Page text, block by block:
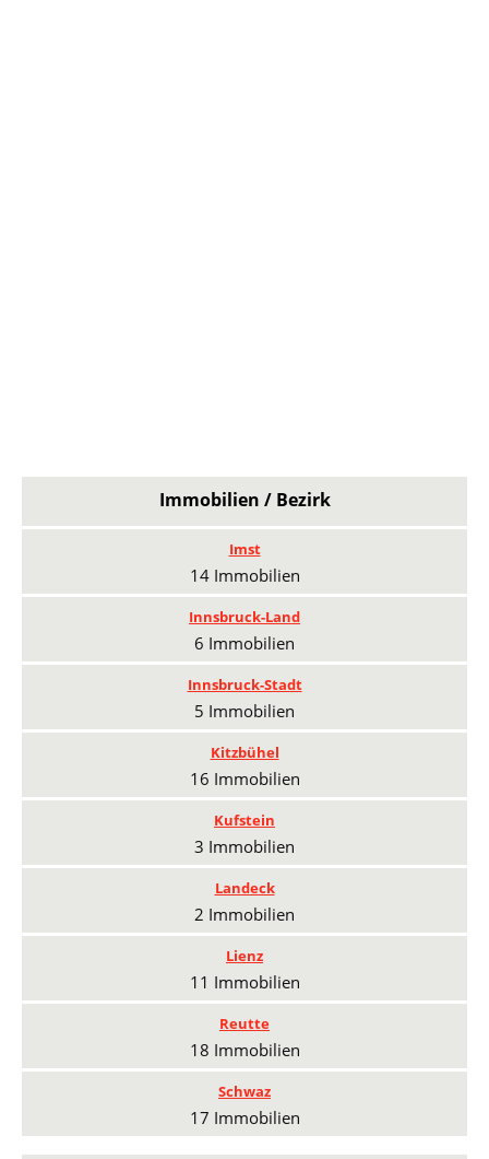
Immobilien / Bezirk
Imst
14 Immobilien
Innsbruck-Land
6 Immobilien
Innsbruck-Stadt
5 Immobilien
Kitzbühel
16 Immobilien
Kufstein
3 Immobilien
Landeck
2 Immobilien
Lienz
11 Immobilien
Reutte
18 Immobilien
Schwaz
17 Immobilien